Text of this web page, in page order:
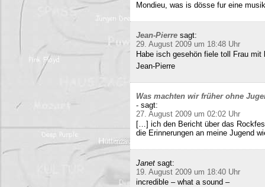
Mondieu, was is dösse fur eine
Jean-Pierre sagt:
29. August 2009 um 18:48 Uhr
Habe isch gesehön fiele toll Frau
Jean-Pierre
Was machten wir früher ohne
- sagt:
27. August 2009 um 02:02 Uhr
[…] ich den Bericht über das
die Erinnerungen an meine Jugend
Janet sagt:
19. August 2009 um 18:40 Uhr
incredible – what a sound –